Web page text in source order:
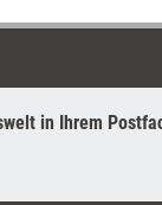
aussehen kann.
in Ihrem